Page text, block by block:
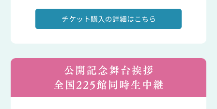
チケット購入の詳細はこちら